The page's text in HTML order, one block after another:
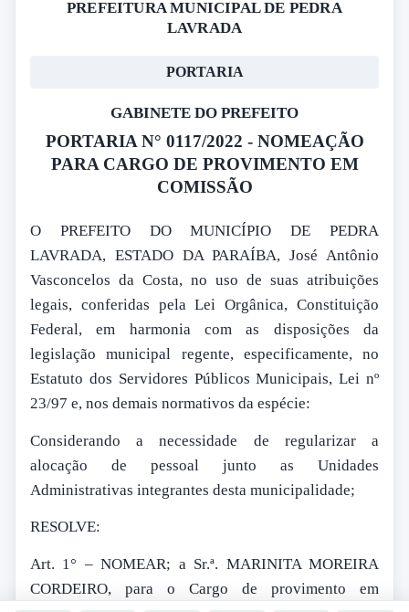
PREFEITURA MUNICIPAL DE PEDRA
LAVRADA
PORTARIA
GABINETE DO PREFEITO
PORTARIA N° 0117/2022 - NOMEAÇÃO
PARA CARGO DE PROVIMENTO EM
COMISSÃO
O PREFEITO DO MUNICÍPIO DE PEDRA
LAVRADA, ESTADO DA PARAÍBA, José Antônio
Vasconcelos da Costa, no uso de suas atribuições
legais, conferidas pela Lei Orgânica, Constituição
Federal, em harmonia com as disposições da
legislação municipal regente, especificamente, no
Estatuto dos Servidores Públicos Municipais, Lei nº
23/97 e, nos demais normativos da espécie:
Considerando a necessidade de regularizar a
alocação de pessoal junto as Unidades
Administrativas integrantes desta municipalidade;
RESOLVE:
Art. 1° – NOMEAR; a Sr.ª. MARINITA MOREIRA
CORDEIRO, para o Cargo de provimento em